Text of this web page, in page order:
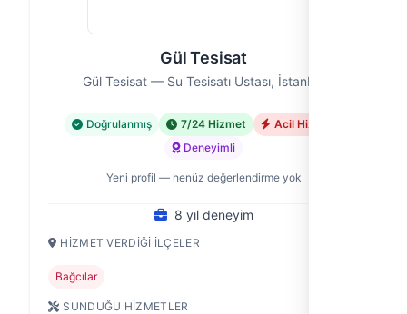
Gül Tesisat
Gül Tesisat — Su Tesisatı Ustası, İstanbul
Doğrulanmış 7/24 Hizmet
Acil Hizmet
Deneyimli
Yeni profil — henüz değerlendirme yok
8 yıl deneyim
HIZMET VERDIĞI İLÇELER
Bağcılar
SUNDUĞU HIZMETLER